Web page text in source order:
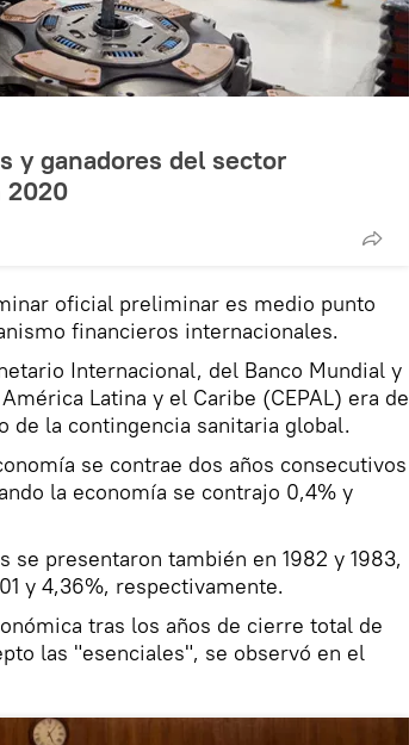
y ganadores del sector
2020
oficial preliminar es medio punto
financieros internacionales.
Internacional, del Banco Mundial y
Latina y el Caribe (CEPAL) era de
de la contingencia sanitaria global.
se contrae dos años consecutivos
la economía se contrajo 0,4% y
se presentaron también en 1982 y 1983,
y 4,36%, respectivamente.
tras los años de cierre total de
las "esenciales", se observó en el